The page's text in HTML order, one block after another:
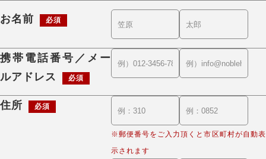
お名前 必須
携帯電話番号／メー
ルアドレス
必須
住所 必須
※郵便番号をご入力頂くと市区町村が自動表
示されます